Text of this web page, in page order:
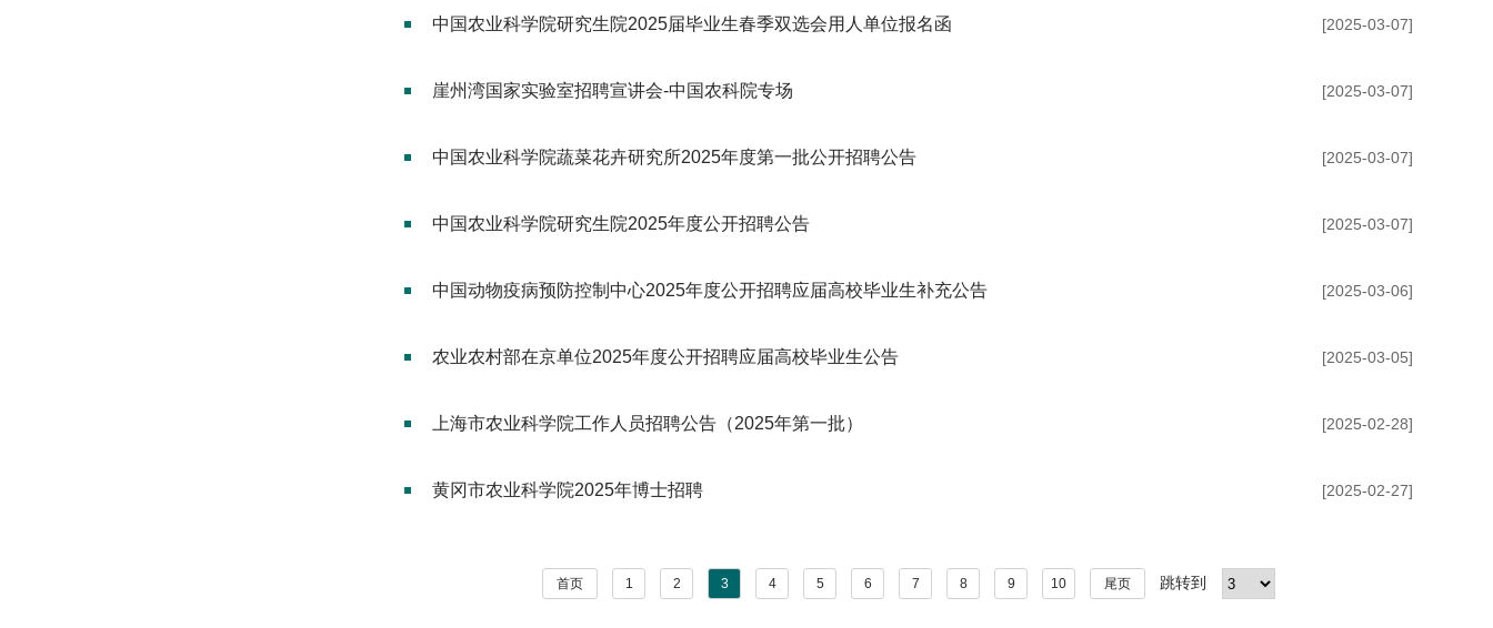
[2025-03-07]
中国农业科学院研究生院2025届毕业生春季双选会用人单位报名函
[2025-03-07]
崖州湾国家实验室招聘宣讲会-中国农科院专场
[2025-03-07]
中国农业科学院蔬菜花卉研究所2025年度第一批公开招聘公告
[2025-03-07]
中国农业科学院研究生院2025年度公开招聘公告
[2025-03-06]
中国动物疫病预防控制中心2025年度公开招聘应届高校毕业生补充公告
[2025-03-05]
农业农村部在京单位2025年度公开招聘应届高校毕业生公告
[2025-02-28]
上海市农业科学院工作人员招聘公告（2025年第一批）
[2025-02-27]
黄冈市农业科学院2025年博士招聘
首页 1 2 3 4 5 6 7 8 9 10 尾页 跳转到